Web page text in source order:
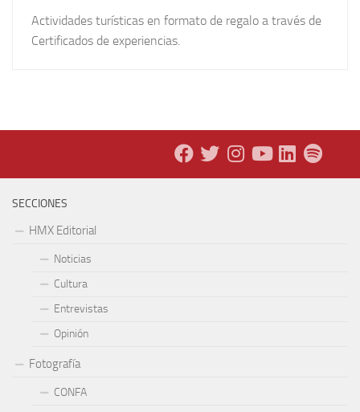
Actividades turísticas en formato de regalo a través de
Certificados de experiencias.
SECCIONES
HMX Editorial
Noticias
Cultura
Entrevistas
Opinión
Fotografía
CONFA